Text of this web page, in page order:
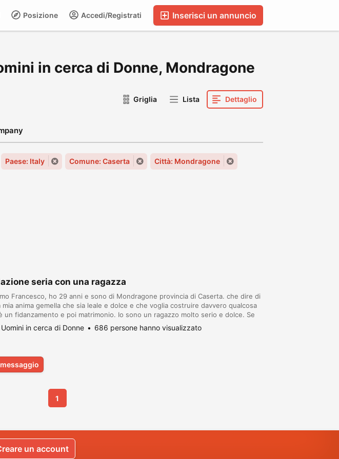
Inserisci un annuncio
Accedi/Registrati
Posizione
in cerca di Donne, Mondragone
Griglia Lista Dettaglio
Paese: Italy Comune: Caserta Città: Mondragone
seria con una ragazza
Francesco, ho 29 anni e sono di Mondragone provincia di Caserta. che dire di
mia anima gemella che sia leale e dolce e che voglia costruire davvero qualcosa
un fidanzamento e poi matrimonio. Io sono un ragazzo molto serio e dolce. Se
chiamatemi al 3801955636 o mandate un messaggio o aggiungetemi su...
Uomini in cerca di Donne 686 persone hanno visualizzato
1
un account